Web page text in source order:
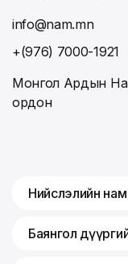
info@nam.mn
+(976) 7000-1921
Монгол Ардын
ордон
Нийслэлийн
Баянгол